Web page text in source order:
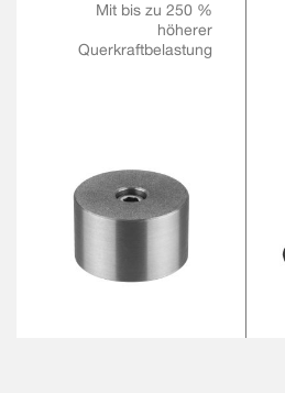
Mit bis zu 250 %
höherer
Querkraftbelastung